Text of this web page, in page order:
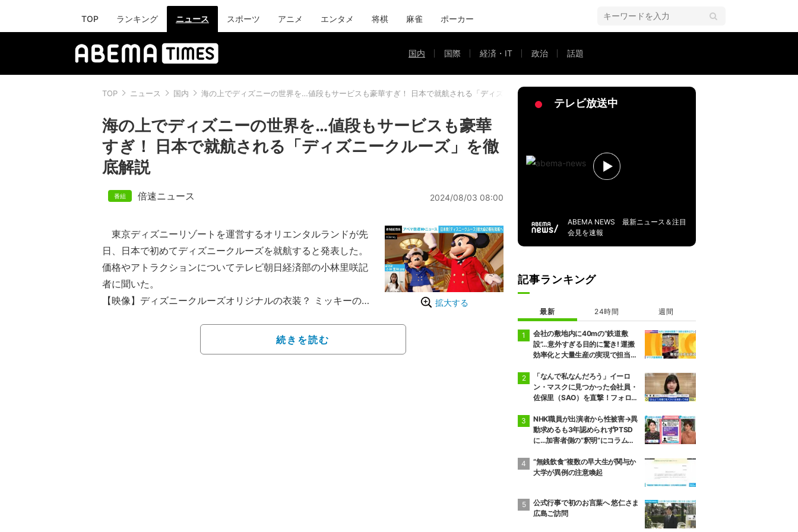
TOP ランキング ニュース スポーツ アニメ エンタメ 将棋 麻雀 ポーカー
国内 国際 経済・IT 政治 話題
TOP ニュース 国内 海の上でディズニーの世界を…値段もサービスも豪華すぎ！ 日本で就航される「ディズニークルーズ」を徹底解説
海の上でディズニーの世界を…値段もサービスも豪華
すぎ！ 日本で就航される「ディズニークルーズ」を徹
底解説
倍速ニュース 2024/08/03 08:00
拡大する
東京ディズニーリゾートを運営するオリエンタルランドが先
日、日本で初めてディズニークルーズを就航すると発表した。
価格やアトラクションについてテレビ朝日経済部の小林里咲記
者に聞いた。
【映像】ディズニークルーズオリジナルの衣装？ ミッキーのプ
━━そもそも「ディズニークルーズ」とは何か？
「ディズニークルーズは1998年にアメリカで就航が始まった豪
続きを読む
テレビ放送中
ABEMA NEWS 最新ニュース＆注目
会見を速報
記事ランキング
最新 24時間 週間
会社の敷地内に40mの“鉄道敷
設”…意外すぎる目的に驚き! 運搬
効率化と大量生産の実現で担当者
「なんで私なんだろう」イーロ
ン・マスクに見つかった会社員・
佐保里（SAO）を直撃！フォロワ
いアメリカの炎上騒動だった
NHK職員が出演者から性被害→異
動求めるも3年認められずPTSD
に…加害者側の“釈明”にコラムニ
織体制の問題点も指摘
“無銭飲食”複数の早大生が関与か
大学が異例の注意喚起
公式行事で初のお言葉へ 悠仁さま
広島ご訪問